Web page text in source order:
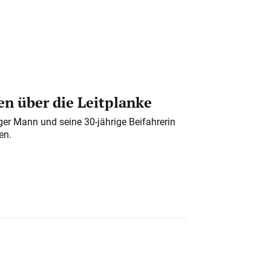
über die Leitplanke
Mann und seine 30-jährige Beifahrerin